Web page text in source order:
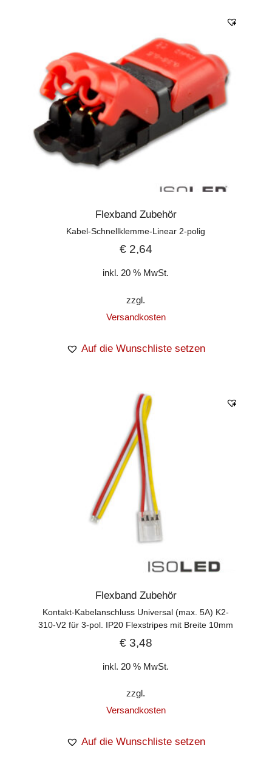
Flexband Zubehör
Kabel-Schnellklemme-Linear 2-polig
€2,64
inkl. 20 % MwSt.
zzgl.
Versandkosten
Auf die Wunschliste setzen
Flexband Zubehör
Kontakt-Kabelanschluss Universal (max. 5A) K2-
310-V2 für 3-pol. IP20 Flexstripes mit Breite 10mm
€3,48
inkl. 20 % MwSt.
zzgl.
Versandkosten
Auf die Wunschliste setzen